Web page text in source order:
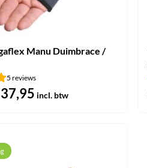
Manu Duimbrace /
5 reviews
37,95Huidige
incl. btw